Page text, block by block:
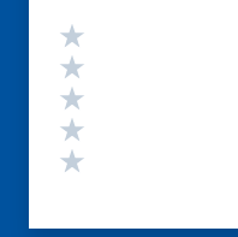
Valutazione